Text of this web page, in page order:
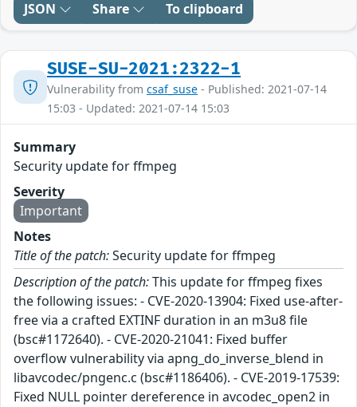
JSON Share To clipboard
SUSE-SU-2021:2322-1
Vulnerability from csaf_suse - Published: 2021-07-14
15:03 - Updated: 2021-07-14 15:03
Summary
Security update for ffmpeg
Severity
Important
Notes
Title of the patch:Security update for ffmpeg
Description of the patch:This update for ffmpeg fixes
the following issues: - CVE-2020-13904: Fixed use-after-
free via a crafted EXTINF duration in an m3u8 file
(bsc#1172640). - CVE-2020-21041: Fixed buffer
overflow vulnerability via apng_do_inverse_blend in
libavcodec/pngenc.c (bsc#1186406). - CVE-2019-17539:
Fixed NULL pointer dereference in avcodec_open2 in